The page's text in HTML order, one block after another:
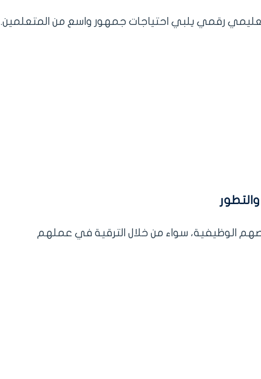
رقمي يلبي احتياجات جمهور واسع من المتعلمين.
الوظيفية، سواء من خلال الترقية في عملهم